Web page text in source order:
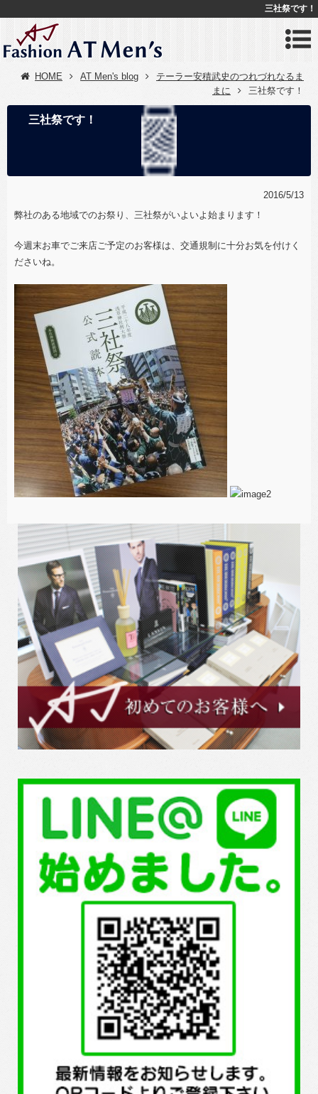
三社祭です！
HOME AT Men's blog
テーラー安積武史のつれづれなるま
まに
三社祭です！
三社祭です！
2016/5/13
弊社のある地域でのお祭り、三社祭がいよいよ始まります！
今週末お車でご来店ご予定のお客様は、交通規制に十分お気を付けく
ださいね。